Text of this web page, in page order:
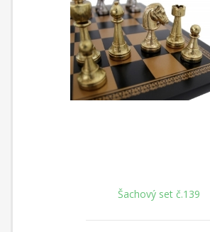
Šachový set č.139